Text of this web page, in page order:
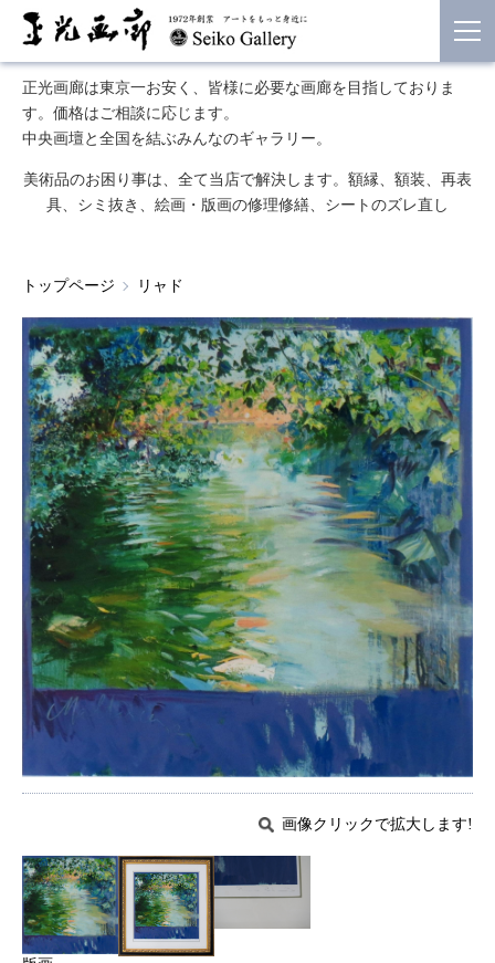
正光画廊は東京一お安く、皆様に必要な画廊を目指しておりま
す。価格はご相談に応じます。
中央画壇と全国を結ぶみんなのギャラリー。
美術品のお困り事は、全て当店で解決します。額縁、額装、再表
具、シミ抜き、絵画・版画の修理修繕、シートのズレ直し
トップページ リャド
画像クリックで拡大します!